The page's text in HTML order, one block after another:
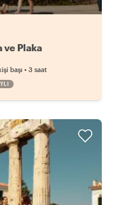
ve Plaka
başı • 3 saat